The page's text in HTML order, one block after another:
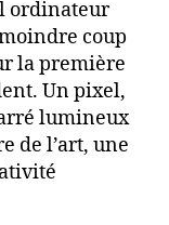
ordinateur
coup
la première
Un pixel,
lumineux
de l’art, une